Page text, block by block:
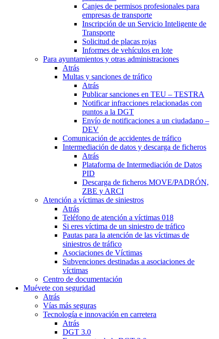
Canjes de permisos profesionales para
empresas de transporte
Inscripción de un Servicio Inteligente de
Transporte
Solicitud de placas rojas
Informes de vehículos en lote
Para ayuntamientos y otras administraciones
Atrás
Multas y sanciones de tráfico
Atrás
Publicar sanciones en TEU – TESTRA
Notificar infracciones relacionadas con
puntos a la DGT
Envío de notificaciones a un ciudadano –
DEV
Comunicación de accidentes de tráfico
Intermediación de datos y descarga de ficheros
Atrás
Plataforma de Intermediación de Datos
PID
Descarga de ficheros MOVE/PADRÓN,
ZBE y ARCI
Atención a víctimas de siniestros
Atrás
Teléfono de atención a víctimas 018
Si eres víctima de un siniestro de tráfico
Pautas para la atención de las víctimas de
siniestros de tráfico
Asociaciones de Víctimas
Subvenciones destinadas a asociaciones de
víctimas
Centro de documentación
Muévete con seguridad
Atrás
Vías más seguras
Tecnología e innovación en carretera
Atrás
DGT 3.0